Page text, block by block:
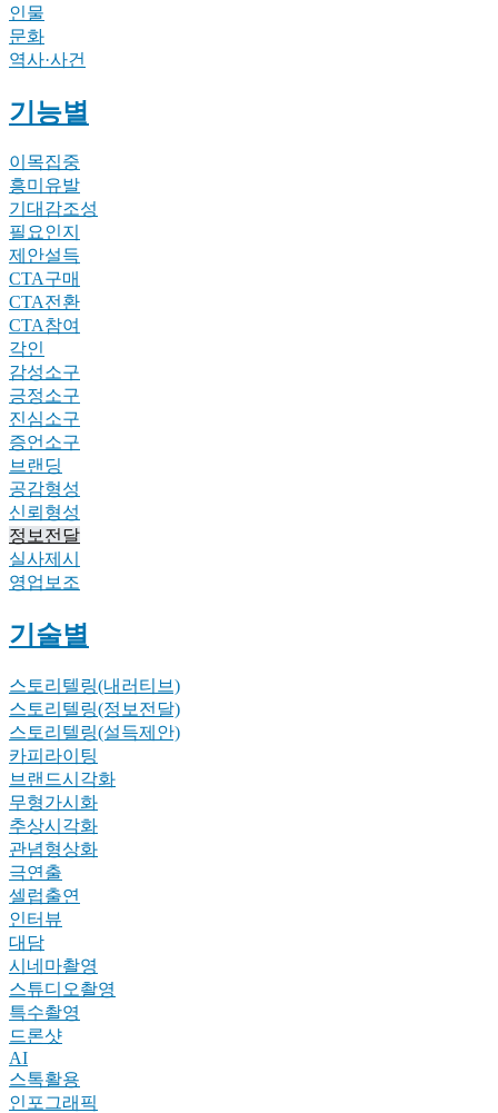
인물
문화
역사·사건
기능별
이목집중
흥미유발
기대감조성
필요인지
제안설득
CTA구매
CTA전환
CTA참여
각인
감성소구
긍정소구
진심소구
증언소구
브랜딩
공감형성
신뢰형성
정보전달
실사제시
영업보조
기술별
스토리텔링(내러티브)
스토리텔링(정보전달)
스토리텔링(설득제안)
카피라이팅
브랜드시각화
무형가시화
추상시각화
관념형상화
극연출
셀럽출연
인터뷰
대담
시네마촬영
스튜디오촬영
특수촬영
드론샷
AI
스톡활용
인포그래픽